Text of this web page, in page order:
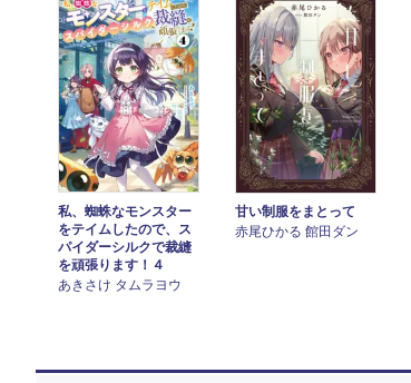
私、蜘蛛なモンスター
をテイムしたので、ス
パイダーシルクで裁縫
を頑張ります！４
あきさけ タムラヨウ
甘い制服をまとって
赤尾ひかる 館田ダン